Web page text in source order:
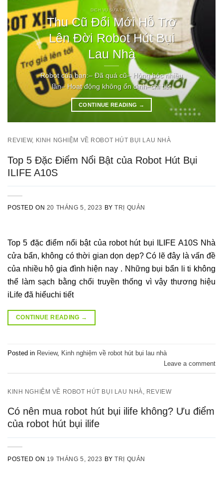
DỊCH VỤ SỬA CHỮA
Thu Cũ Đổi Mới Hỗ Trợ
Lên Đời Robot Hút Bụi
Lau Nhà
Robot của bạn:– Đã quá cũ– Hỏng hóc nhiều
lần– Hoạt động không ổn định–chi tiết
CONTINUE READING →
REVIEW, KINH NGHIỆM VỀ ROBOT HÚT BỤI LAU NHÀ
Top 5 Đặc Điểm Nổi Bật của Robot Hút Bụi
ILIFE A10S
POSTED ON 20 THÁNG 5, 2023 BYTRỊ QUẢN
Top 5 đặc điểm nổi bật của robot hút bụi ILIFE A10S Nhà
cửa bẩn, không có thời gian dọn dẹp? Có lẽ đây là vấn đề
của nhiều hộ gia đình hiện nay . Những bụi bẩn li ti không
thể làm sạch bằng chổi truyền thống vì vậy thương hiệu
iLife đã hiểuchi tiết
CONTINUE READING →
Posted in Review, Kinh nghiệm về robot hút bụi lau nhà
Leave a comment
KINH NGHIỆM VỀ ROBOT HÚT BỤI LAU NHÀ REVIEW
Có nên mua robot hút bụi ilife không? Ưu điểm
của robot hút bụi ilife
POSTED ON 19 THÁNG 5, 2023 BYTRỊ QUẢN